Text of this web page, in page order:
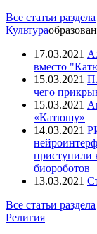
Все статьи раздела
Культура
17.03.2021
вместо
15.03.2021
чего
15.03.2021
«Катюшу»
14.03.2021
приступили
биороботов
13.03.2021
Все статьи раздела
Религия